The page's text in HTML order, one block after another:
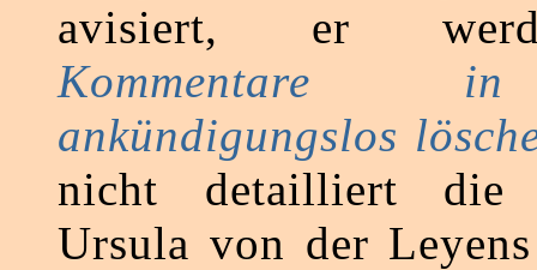
avisiert, er
Kommentare
ankündigungslos
nicht detailliert die
Ursula von der